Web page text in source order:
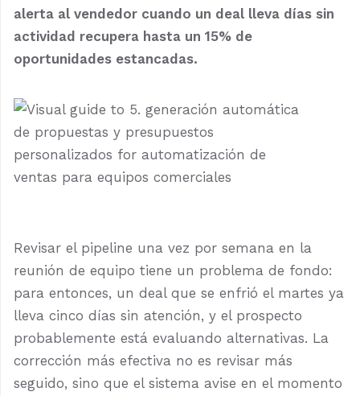
alerta al vendedor cuando un deal lleva días sin
actividad recupera hasta un 15% de
oportunidades estancadas.
Revisar el pipeline una vez por semana en la
reunión de equipo tiene un problema de fondo:
para entonces, un deal que se enfrió el martes ya
lleva cinco días sin atención, y el prospecto
probablemente está evaluando alternativas. La
corrección más efectiva no es revisar más
seguido, sino que el sistema avise en el momento